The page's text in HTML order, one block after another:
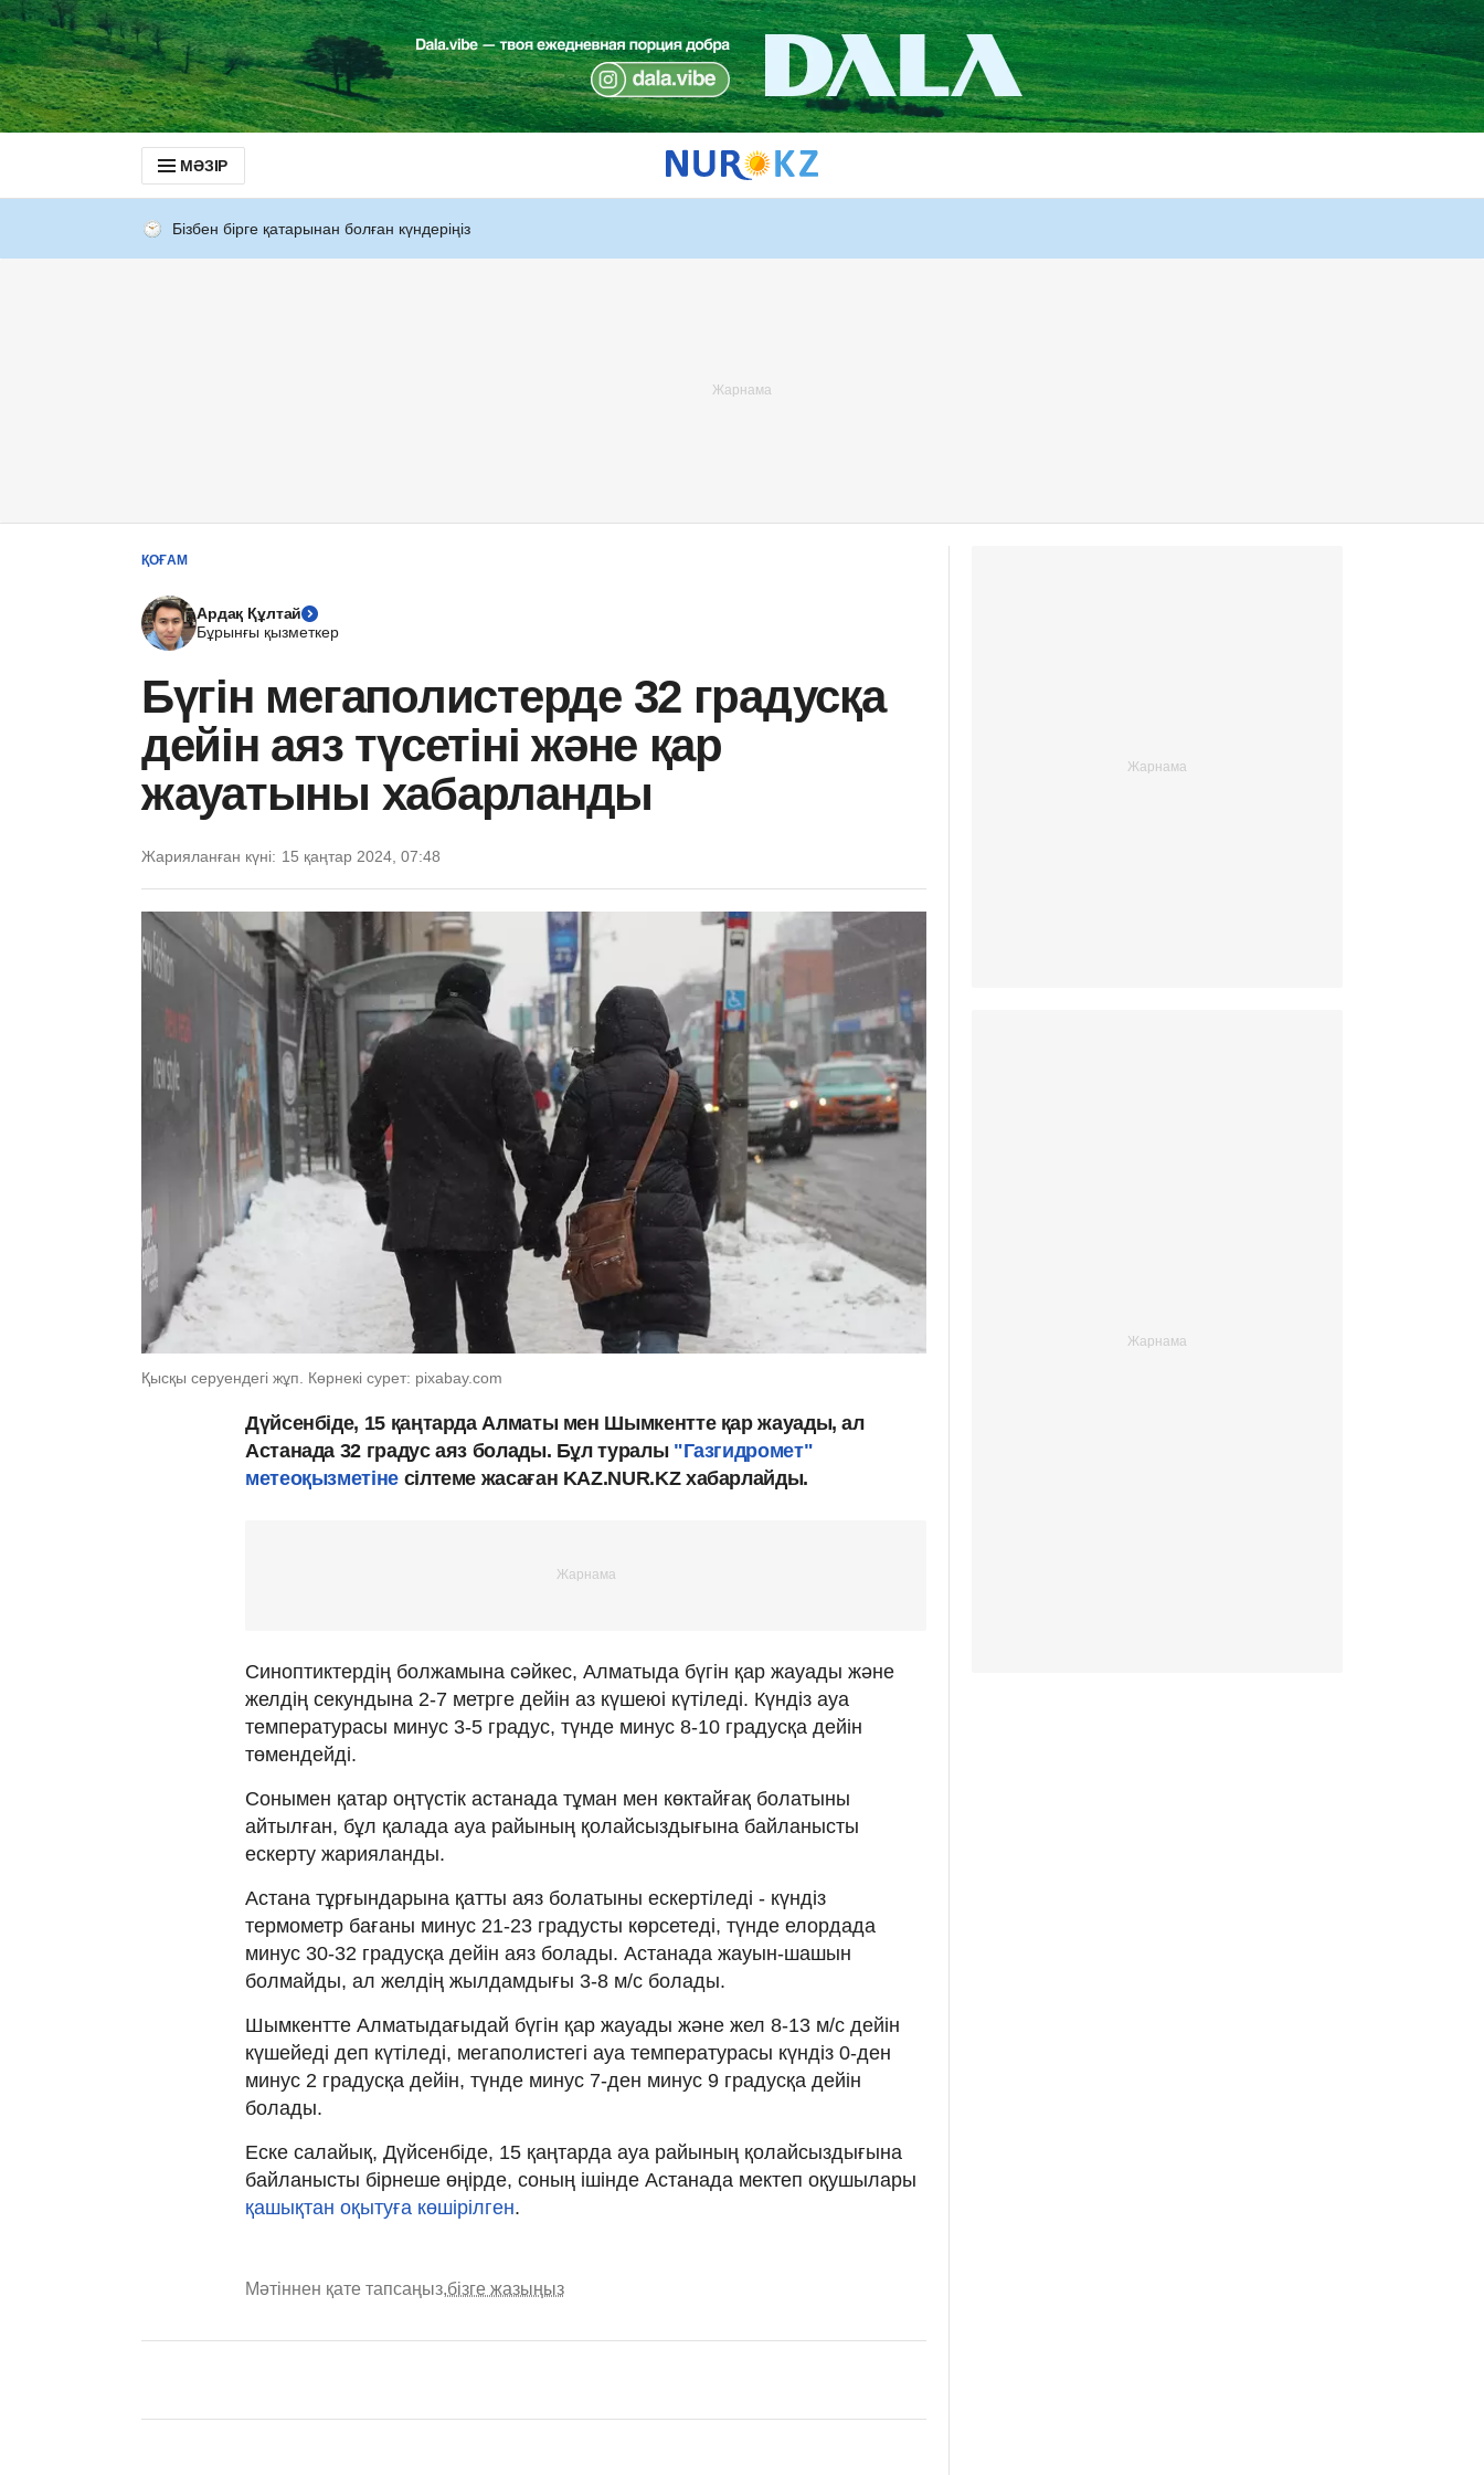
МӘЗІР
Бізбен бірге қатарынан болған күндеріңіз
ҚОҒАМ
Ардақ Құлтай
Бұрынғы қызметкер
Бүгін мегаполистерде 32 градусқа
дейін аяз түсетіні және қар
жауатыны хабарланды
Жарияланған күні: 15 қаңтар 2024, 07:48
Қысқы серуендегі жұп. Көрнекі сурет: pixabay.com
Дүйсенбіде, 15 қаңтарда Алматы мен Шымкентте қар жауады, ал
Астанада 32 градус аяз болады. Бұл туралы "Газгидромет"
метеоқызметінесілтеме жасаған KAZ.NUR.KZ хабарлайды.
Синоптиктердің болжамына сәйкес, Алматыда бүгін қар жауады және
желдің секундына 2-7 метрге дейін аз күшеюі күтіледі. Күндіз ауа
температурасы минус 3-5 градус, түнде минус 8-10 градусқа дейін
төмендейді.
Сонымен қатар оңтүстік астанада тұман мен көктайғақ болатыны
айтылған, бұл қалада ауа райының қолайсыздығына байланысты
ескерту жарияланды.
Астана тұрғындарына қатты аяз болатыны ескертіледі - күндіз
термометр бағаны минус 21-23 градусты көрсетеді, түнде елордада
минус 30-32 градусқа дейін аяз болады. Астанада жауын-шашын
болмайды, ал желдің жылдамдығы 3-8 м/с болады.
Шымкентте Алматыдағыдай бүгін қар жауады және жел 8-13 м/с дейін
күшейеді деп күтіледі, мегаполистегі ауа температурасы күндіз 0-ден
минус 2 градусқа дейін, түнде минус 7-ден минус 9 градусқа дейін
болады.
Еске салайық, Дүйсенбіде, 15 қаңтарда ауа райының қолайсыздығына
байланысты бірнеше өңірде, соның ішінде Астанада мектеп оқушылары
қашықтан оқытуға көшірілген.
Мәтіннен қате тапсаңыз,бізге жазыңыз